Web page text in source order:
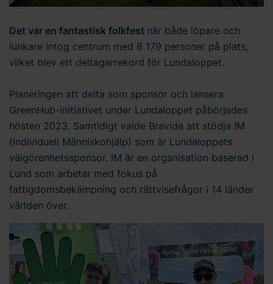
Det var en fantastisk folkfest när både löpare och
lunkare intog centrum med 8 179 personer på plats,
vilket blev ett deltagarrekord för Lundaloppet.
Planeringen att delta som sponsor och lansera
GreenHub-initiativet under Lundaloppet påbörjades
hösten 2023. Samtidigt valde Bravida att stödja IM
(Individuell Människohjälp) som är Lundaloppets
välgörenhetssponsor. IM är en organisation baserad i
Lund som arbetar med fokus på
fattigdomsbekämpning och rättvisefrågor i 14 länder
världen över.